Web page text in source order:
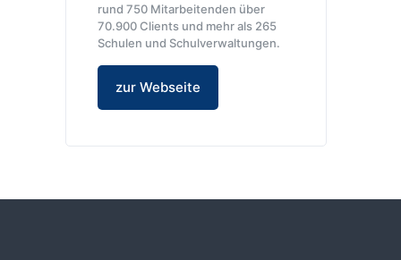
rund 750 Mitarbeitenden über
70.900 Clients und mehr als 265
Schulen und Schulverwaltungen.
zur Webseite